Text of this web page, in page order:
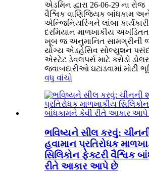
એડમિન દ્વારા 26-06-29 ના રોજ
વૈશ્વિક વાણિજ્યિક બાંધકામ
એન્જિનિયરિંગને લાંબા
દરમિયાન માળખાકીય
ખૂબ જ અનુમાનિત સામગ્રીની
યોગ્ય એડહેસિવ સોલ્યુશન પસંદ
એસ્ટેટ ડેવલપર્સ માટે કરોડો
જવાબદારીઓ ઘટાડવામાં મોટી
વધુ વાંચો
ભવિષ્યને સીલ કરવું:
હવામાન પ્રતિરોધક
સિલિકોન ફેક્ટરી વૈશ્વિક
રીતે આકાર આપે છે